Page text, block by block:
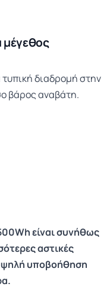
μέγεθος
τυπική διαδρομή στην
βάρος αναβάτη.
είναι συνήθως
αστικές
υποβοήθηση